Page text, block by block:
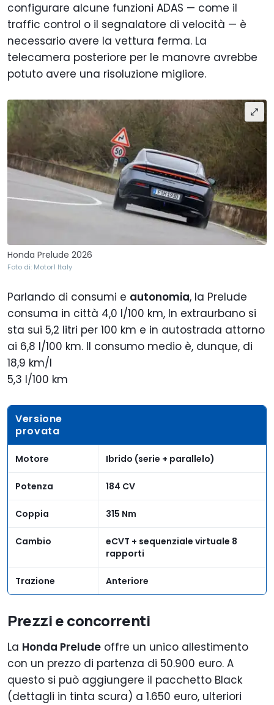
configurare alcune funzioni ADAS — come il
traffic control o il segnalatore di velocità — è
necessario avere la vettura ferma. La
telecamera posteriore per le manovre avrebbe
potuto avere una risoluzione migliore.
Honda Prelude 2026
Foto di: Motor1 Italy
Parlando di consumi e autonomia, la Prelude
consuma in città 4,0 l/100 km, In extraurbano si
sta sui 5,2 litri per 100 km e in autostrada attorno
ai 6,8 l/100 km. Il consumo medio è, dunque, di
18,9 km/l
5,3 l/100 km
Versione
provata
Motore Ibrido (serie + parallelo)
Potenza 184 CV
Coppia 315 Nm
Cambio
eCVT + sequenziale virtuale 8
rapporti
Trazione Anteriore
Prezzi e concorrenti
La Honda Prelude offre un unico allestimento
con un prezzo di partenza di 50.900 euro. A
questo si può aggiungere il pacchetto Black
(dettagli in tinta scura) a 1.650 euro, ulteriori